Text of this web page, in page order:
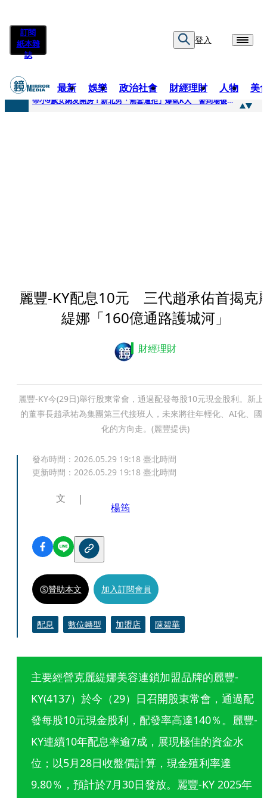
訂閱
紙本雜
誌
登入
最新 娛樂 政治社會 財經理財 人物 美
快訊
帶小9歲女網友開房！新北男「無套遭拒」爆氣K人 警到場傻眼搜到手銬、改造槍
麗豐-KY配息10元 三代趙承佑首揭克
緹娜「160億通路護城河」
財經理財
麗豐-KY今(29日)舉行股東常會，通過配發每股10元現金股利。新上
的董事長趙承祐為集團第三代接班人，未來將往年輕化、AI化、國
化的方向走。(麗豐提供)
發布時間： 2026.05.29 19:18 臺北時間
更新時間： 2026.05.29 19:18 臺北時間
文
楊筠
贊助本文 加入訂閱會員
配息 數位轉型 加盟店 陳碧華
主要經營克麗緹娜美容連鎖加盟品牌的麗豐-
KY(4137）於今（29）日召開股東常會，通過配
發每股10元現金股利，配發率高達140％。麗豐-
KY連續10年配息率逾7成，展現極佳的資金水
位；以5月28日收盤價計算，現金殖利率達
9.80％，預計於7月30日發放。麗豐-KY 2025年